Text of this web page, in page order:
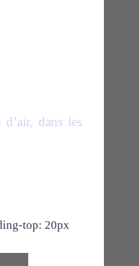
dans les
top: 20px